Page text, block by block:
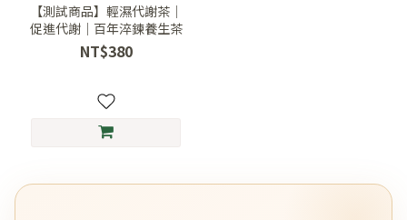
【測試商品】輕濕代謝茶｜
促進代謝｜百年淬鍊養生茶
NT$380